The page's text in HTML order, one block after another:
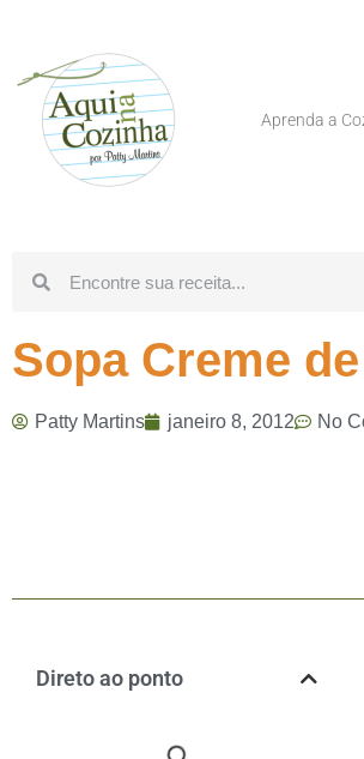
Aprenda a
Sopa Creme
Patty Martins janeiro 8, 2012 No
Direto ao ponto